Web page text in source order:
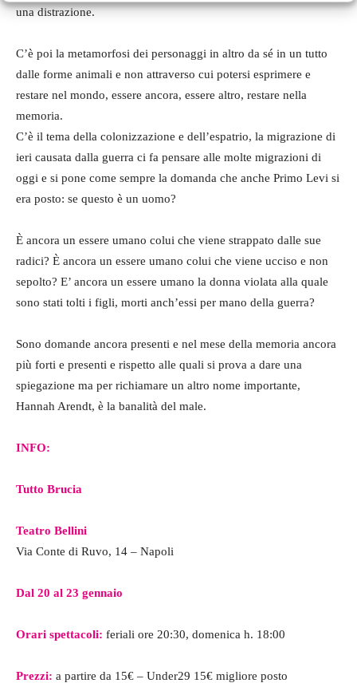
una distrazione.
C’è poi la metamorfosi dei personaggi in altro da sé in un tutto
dalle forme animali e non attraverso cui potersi esprimere e
restare nel mondo, essere ancora, essere altro, restare nella
memoria.
C’è il tema della colonizzazione e dell’espatrio, la migrazione di
ieri causata dalla guerra ci fa pensare alle molte migrazioni di
oggi e si pone come sempre la domanda che anche Primo Levi si
era posto: se questo è un uomo?
È ancora un essere umano colui che viene strappato dalle sue
radici? È ancora un essere umano colui che viene ucciso e non
sepolto? E’ ancora un essere umano la donna violata alla quale
sono stati tolti i figli, morti anch’essi per mano della guerra?
Sono domande ancora presenti e nel mese della memoria ancora
più forti e presenti e rispetto alle quali si prova a dare una
spiegazione ma per richiamare un altro nome importante,
Hannah Arendt, è la banalità del male.
INFO:
Tutto Brucia
Teatro Bellini
Via Conte di Ruvo, 14 – Napoli
Dal 20 al 23 gennaio
Orari spettacoli: feriali ore 20:30, domenica h. 18:00
Prezzi: a partire da 15€ – Under29 15€ migliore posto